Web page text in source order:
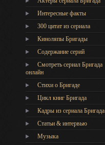
Интересные факты
300 цитат из сериала
Киноляпы Бригады
Содержание серий
Смотреть сериал Бригада
онлайн
Стихи о Бригаде
Цикл книг Бригада
Кадры из сериала Бригада
Статьи & интервью
Музыка